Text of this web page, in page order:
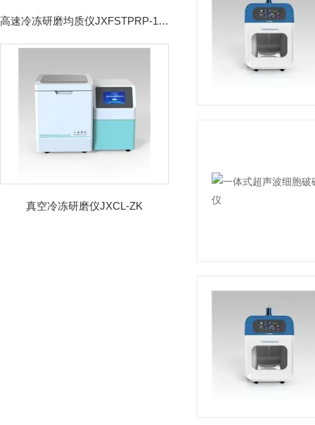
高速冷冻研磨均质仪JXFSTPRP-192CL
真空冷冻研磨仪JXCL-ZK